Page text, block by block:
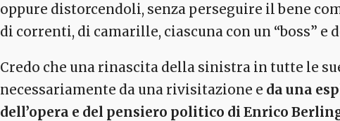
oppure distorcendoli, senza perseguire il bene
di correnti, di camarille, ciascuna con un “boss” e
Credo che una rinascita della sinistra in tutte le
necessariamente da una rivisitazione e da una
dell’opera e del pensiero politico di Enrico